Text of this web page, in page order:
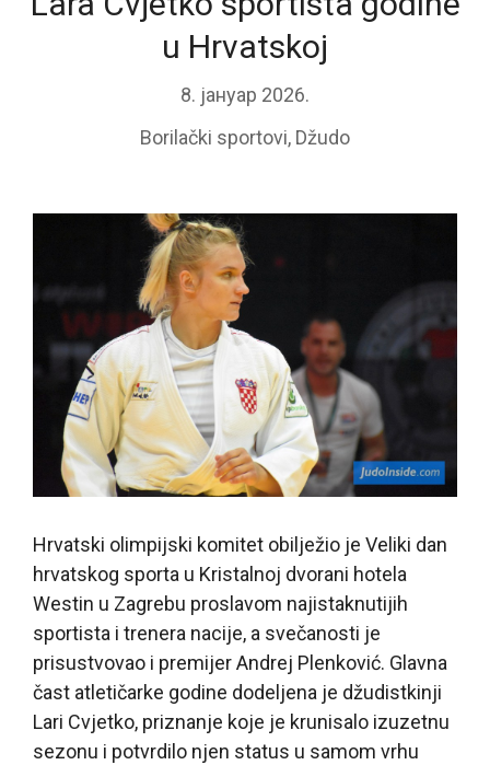
u Hrvatskoj
8. јануар 2026.
Borilački sportovi, Džudo
Hrvatski olimpijski komitet obilježio je Veliki dan
hrvatskog sporta u Kristalnoj dvorani hotela
Westin u Zagrebu proslavom najistaknutijih
sportista i trenera nacije, a svečanosti je
prisustvovao i premijer Andrej Plenković. Glavna
čast atletičarke godine dodeljena je džudistkinji
Lari Cvjetko, priznanje koje je krunisalo izuzetnu
sezonu i potvrdilo njen status u samom vrhu